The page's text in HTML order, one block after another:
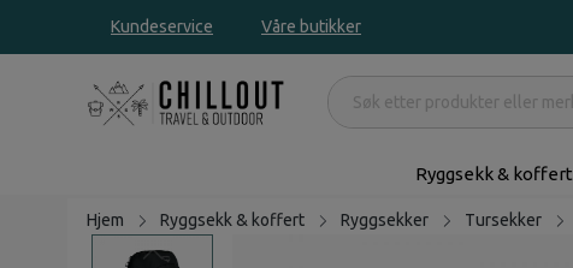
Kundeservice Våre butikker
Ryggsekk & koffert
Hjem Ryggsekk & koffert Ryggsekker Tursekker